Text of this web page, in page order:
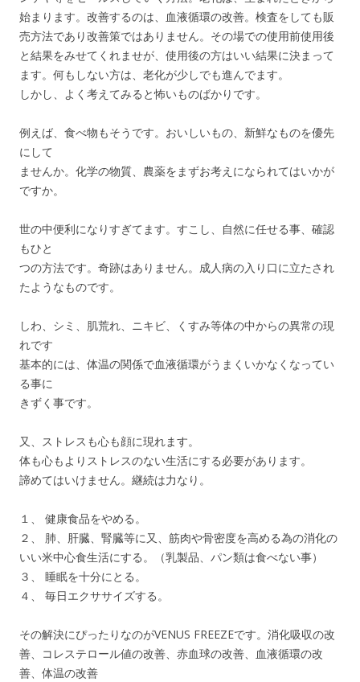
始まります。改善するのは、血液循環の改善。検査をしても販
売方法であり改善策ではありません。その場での使用前使用後
と結果をみせてくれませが、使用後の方はいい結果に決まって
ます。何もしない方は、老化が少しでも進んでます。
しかし、よく考えてみると怖いものばかりです。
例えば、食べ物もそうです。おいしいもの、新鮮なものを優先
にして
ませんか。化学の物質、農薬をまずお考えになられてはいかが
ですか。
世の中便利になりすぎてます。すこし、自然に任せる事、確認
もひと
つの方法です。奇跡はありません。成人病の入り口に立たされ
たようなものです。
しわ、シミ、肌荒れ、ニキビ、くすみ等体の中からの異常の現
れです
基本的には、体温の関係で血液循環がうまくいかなくなってい
る事に
きずく事です。
又、ストレスも心も顔に現れます。
体も心もよりストレスのない生活にする必要があります。
諦めてはいけません。継続は力なり。
１、 健康食品をやめる。
２、 肺、肝臓、腎臓等に又、筋肉や骨密度を高める為の消化の
いい米中心食生活にする。（乳製品、パン類は食べない事）
３、 睡眠を十分にとる。
４、 毎日エクササイズする。
その解決にぴったりなのがVENUS FREEZEです。消化吸収の改
善、コレステロール値の改善、赤血球の改善、血液循環の改
善、体温の改善